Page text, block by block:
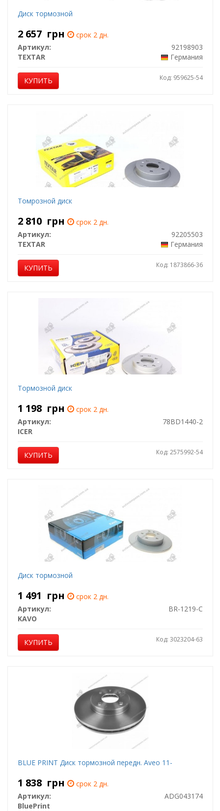
Диск тормозной
2 657 грн
срок 2 дн.
Артикул:
92198903
TEXTAR
Германия
КУПИТЬ Код: 959625-54
Томрозной диск
2 810 грн
срок 2 дн.
Артикул:
92205503
TEXTAR
Германия
КУПИТЬ Код: 1873866-36
Тормозной диск
1 198 грн
срок 2 дн.
Артикул:
78BD1440-2
ICER
КУПИТЬ Код: 2575992-54
Диск тормозной
1 491 грн
срок 2 дн.
Артикул:
BR-1219-C
KAVO
КУПИТЬ Код: 3023204-63
BLUE PRINT Диск тормозной передн. Aveo 11-
1 838 грн
срок 2 дн.
Артикул:
ADG043174
BluePrint